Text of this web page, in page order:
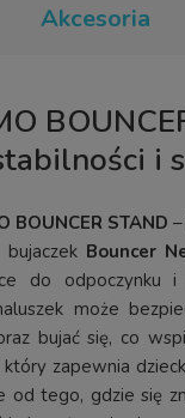
Akcesoria
i
BOUNCER STAND
Bouncer
do odpoczynku
może
bujać się, co
który zapewnia
od tego, gdzie się